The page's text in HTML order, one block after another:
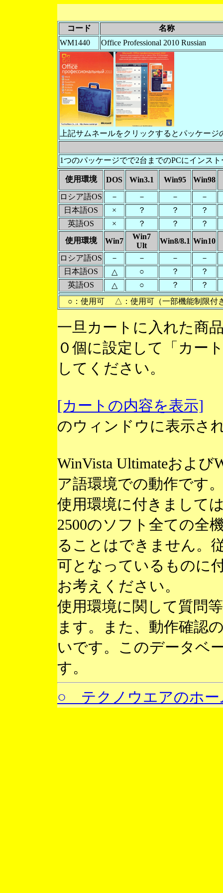
コード
名称
WM1440
Office Professional 2010 Russian
上記サムネールをクリックするとパッケー
1つのパッケージでで2台までのPCにインス
使用環境 DOS Win3.1 Win95
Win98
ロシア語OS
－ － －
－
日本語OS
× ？ ？
？
英語OS
× ？ ？
？
使用環境
Win7
Win7
Ult
Win8/8.1 Win10
ロシア語OS
－ － －
－
日本語OS
△ ○ ？
？
英語OS
△ ○ ？
？
○：使用可 △：使用可（一部機能制限
一旦カートに入れた商
０個に設定して「カー
してください。
[カートの内容を表示]
のウィンドウに表示さ
WinVista Ultimateおよ
ア語環境での動作です
使用環境に付きまして
2500のソフト全ての全
ることはできません。
可となっているものに
お考えください。
使用環境に関して質問
ます。また、動作確認
いです。このデータベ
す。
○ テクノウエアのホー